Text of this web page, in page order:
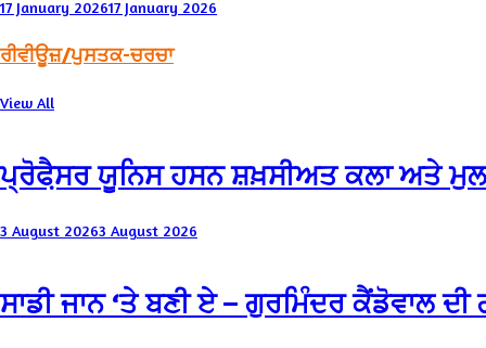
17 January 202617 January 2026
ਰੀਵੀਊਜ਼/ਪੁਸਤਕ-ਚਰਚਾ
View All
ਪ੍ਰੋਫੈ਼ਸਰ ਯੂਨਿਸ ਹਸਨ ਸ਼ਖ਼ਸੀਅਤ ਕਲਾ ਅਤੇ
3 August 20263 August 2026
ਸਾਡੀ ਜਾਨ ‘ਤੇ ਬਣੀ ਏ – ਗੁਰਮਿੰਦਰ ਕੈਂਡੋਵਾਲ